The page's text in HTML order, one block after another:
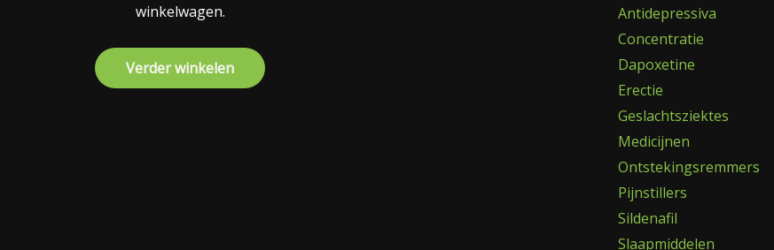
winkelwagen.
Verder winkelen
Antidepressiva
Concentratie
Dapoxetine
Erectie
Geslachtsziektes
Medicijnen
Ontstekingsremmers
Pijnstillers
Sildenafil
Slaapmiddelen